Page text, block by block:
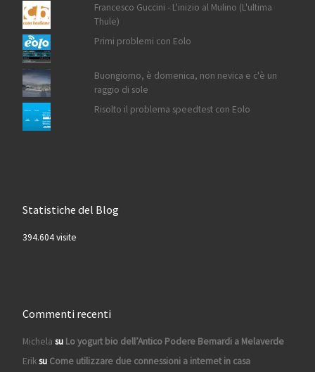
Francesco Guccini - L'inizio al Mulino (L'ultima
Thule)
Primi problemi con Eolo
Buongiorno, è domenica, non nevica e c'è un
raggio di sole
Risolto il problema speedtest con Eolo
Statistiche del Blog
394.604 visite
Commenti recenti
Michela su Lo yogurt bio dell’Antico Podere Bernardi a Melaverde
Eriksu Come utilizzare due connessioni a internet in casa